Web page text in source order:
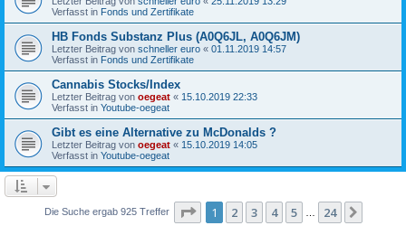
Verfasst in Fonds und Zertifikate
HB Fonds Substanz Plus (A0Q6JL, A0Q6JM)
Letzter Beitrag von schneller euro « 01.11.2019 14:57
Verfasst in Fonds und Zertifikate
Cannabis Stocks/Index
Letzter Beitrag von oegeat « 15.10.2019 22:33
Verfasst in Youtube-oegeat
Gibt es eine Alternative zu McDonalds ?
Letzter Beitrag von oegeat « 15.10.2019 14:05
Verfasst in Youtube-oegeat
Die Suche ergab 925 Treffer Seite 1von 24
1 2 3 4 5 24